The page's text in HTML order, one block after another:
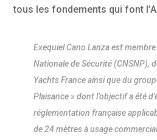
tous les fondements qui font
Exequiel Cano Lanza est
Nationale de Sécurité (CNSNP),
Yachts France ainsi que du
Plaisance » dont l’objectif a été
réglementation française
de 24 mètres à usage